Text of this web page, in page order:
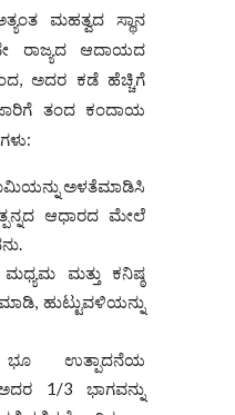
ಮಹತ್ವದ ಸ್ಥಾನ
ರಾಜ್ಯದ ಆದಾಯದ
ಅದರ ಕಡೆ ಹೆಚ್ಚಿಗೆ
ತಂದ ಕಂದಾಯ
ಅಳತೆಮಾಡಿಸಿ
ಆಧಾರದ ಮೇಲೆ
ಮತ್ತು ಕನಿಷ್ಠ
ಹುಟ್ಟುವಳಿಯನ್ನು
ಭೂ ಉತ್ಪಾದನೆಯ
1/3 ಭಾಗವನ್ನು